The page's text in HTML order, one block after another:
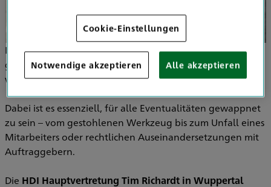
Im Bauhandwerklauern täglich Herausforderungen: Eng
getaktete Zeitpläne, anspruchsvolle Kunden und
wechselnde Risiken auf der Baustelle.
Dabei ist es essenziell, für alle Eventualitäten gewappnet
zu sein – vom gestohlenen Werkzeug bis zum Unfall eines
Mitarbeiters oder rechtlichen Auseinandersetzungen mit
Auftraggebern.
Die HDI Hauptvertretung Tim Richardt in Wuppertal
Cookie-Einstellungen
Notwendige akzeptieren Alle akzeptieren